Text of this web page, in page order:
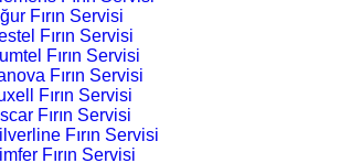
Fırın Servisi
Fırın Servisi
Fırın Servisi
Fırın Servisi
Fırın Servisi
Fırın Servisi
Fırın Servisi
Fırın Servisi